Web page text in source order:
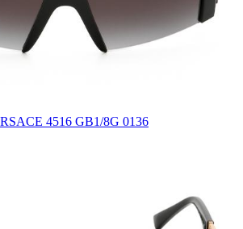
4516 GB1/8G 0136